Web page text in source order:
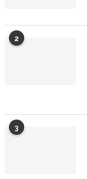
2
3